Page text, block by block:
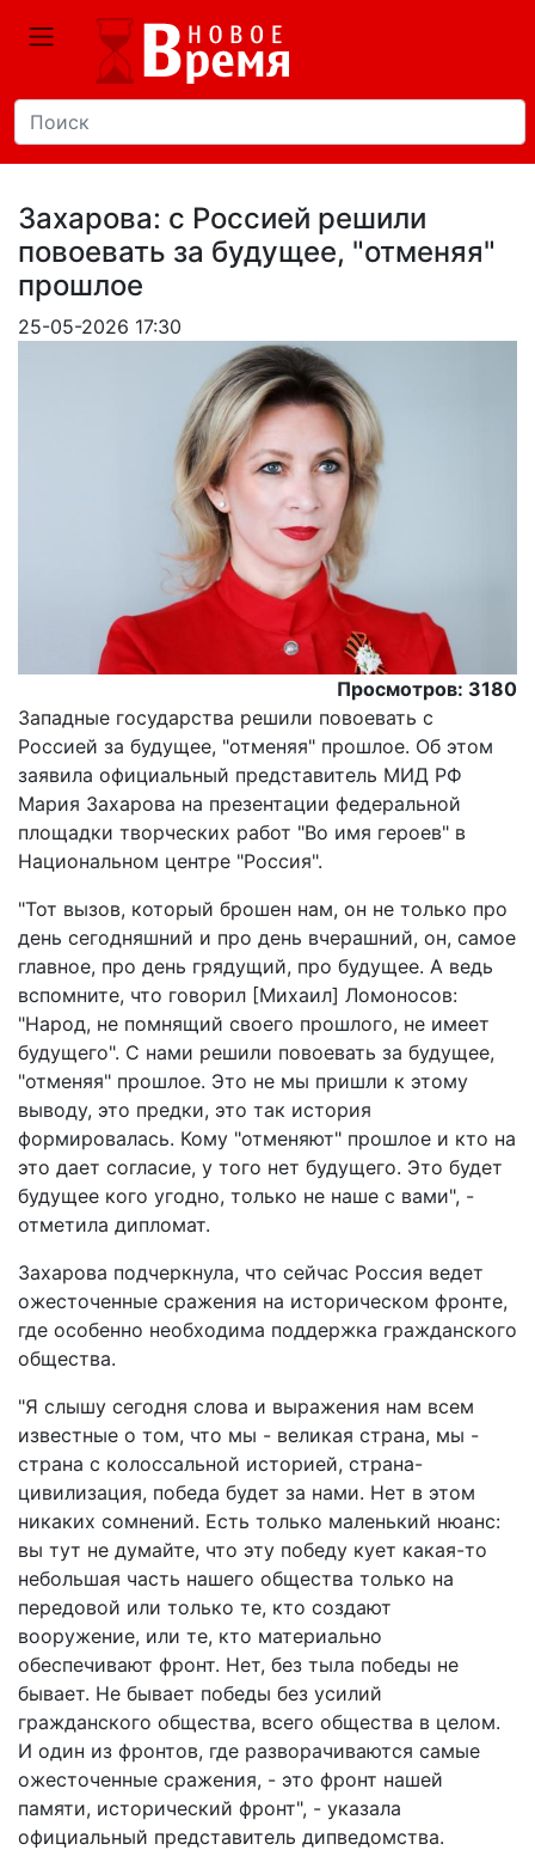
Захарова: с Россией решили
повоевать за будущее, "отменяя"
прошлое
25-05-2026 17:30
Просмотров: 3180
Западные государства решили повоевать с
Россией за будущее, "отменяя" прошлое. Об этом
заявила официальный представитель МИД РФ
Мария Захарова на презентации федеральной
площадки творческих работ "Во имя героев" в
Национальном центре "Россия".
"Тот вызов, который брошен нам, он не только про
день сегодняшний и про день вчерашний, он, самое
главное, про день грядущий, про будущее. А ведь
вспомните, что говорил [Михаил] Ломоносов:
"Народ, не помнящий своего прошлого, не имеет
будущего". С нами решили повоевать за будущее,
"отменяя" прошлое. Это не мы пришли к этому
выводу, это предки, это так история
формировалась. Кому "отменяют" прошлое и кто на
это дает согласие, у того нет будущего. Это будет
будущее кого угодно, только не наше с вами", -
отметила дипломат.
Захарова подчеркнула, что сейчас Россия ведет
ожесточенные сражения на историческом фронте,
где особенно необходима поддержка гражданского
общества.
"Я слышу сегодня слова и выражения нам всем
известные о том, что мы - великая страна, мы -
страна с колоссальной историей, страна-
цивилизация, победа будет за нами. Нет в этом
никаких сомнений. Есть только маленький нюанс:
вы тут не думайте, что эту победу кует какая-то
небольшая часть нашего общества только на
передовой или только те, кто создают
вооружение, или те, кто материально
обеспечивают фронт. Нет, без тыла победы не
бывает. Не бывает победы без усилий
гражданского общества, всего общества в целом.
И один из фронтов, где разворачиваются самые
ожесточенные сражения, - это фронт нашей
памяти, исторический фронт", - указала
официальный представитель дипведомства.